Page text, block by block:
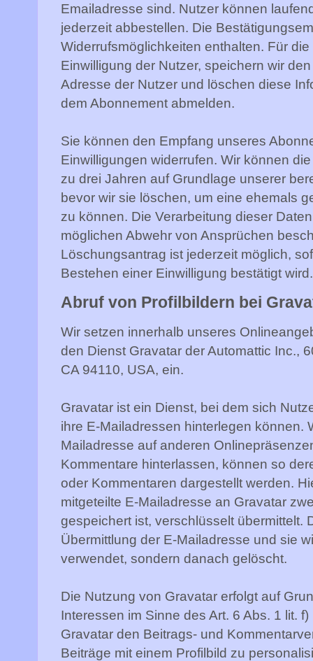
Emailadresse sind. Nutzer können
jederzeit abbestellen. Die
Widerrufsmöglichkeiten enthalten. Für
Einwilligung der Nutzer, speichern wir
Adresse der Nutzer und löschen diese
dem Abonnement abmelden.
Sie können den Empfang unseres
Einwilligungen widerrufen. Wir können
zu drei Jahren auf Grundlage unserer
bevor wir sie löschen, um eine ehemals
zu können. Die Verarbeitung dieser
möglichen Abwehr von Ansprüchen
Löschungsantrag ist jederzeit möglich,
Bestehen einer Einwilligung bestätigt wird.
Abruf von Profilbildern bei
Wir setzen innerhalb unseres
den Dienst Gravatar der Automattic Inc.,
CA 94110, USA, ein.
Gravatar ist ein Dienst, bei dem sich
ihre E-Mailadressen hinterlegen können.
Mailadresse auf anderen
Kommentare hinterlassen, können so
oder Kommentaren dargestellt werden.
mitgeteilte E-Mailadresse an Gravatar
gespeichert ist, verschlüsselt übermittelt.
Übermittlung der E-Mailadresse und sie
verwendet, sondern danach gelöscht.
Die Nutzung von Gravatar erfolgt auf
Interessen im Sinne des Art. 6 Abs. 1 lit.
Gravatar den Beitrags- und
Beiträge mit einem Profilbild zu